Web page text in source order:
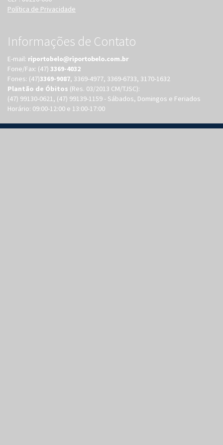
Política de Privacidade
Informações de Contato
E-mail:
Fone/Fax: (47) 3369-4032
Fones: (47)3369-9087, 3369-4977, 3369-6733, 3170-1632
Plantão de Óbitos (Res. 03/2013 CM/TJSC):
(47) 99130-0621, (47) 99139-1159 - Sábados, Domingos e Feriados
Horário: 09:00-12:00 e 13:00-17:00